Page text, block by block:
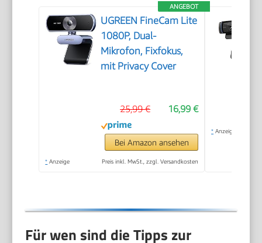
ANGEBOT
UGREEN FineCam Lite
1080P, Dual-
Mikrofon, Fixfokus,
mit Privacy Cover
16,99 €
25,99 €
Bei Amazon ansehen
* Anzeige Preis inkl. MwSt., zzgl. Versandkosten
* Anzeige
Für wen sind die Tipps zur